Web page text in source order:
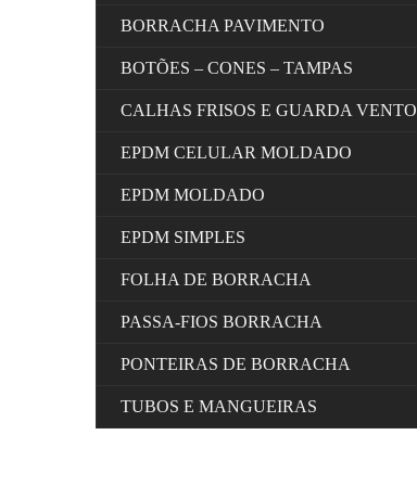
BORRACHA PAVIMENTO
BOTÕES – CONES – TAMPAS
CALHAS FRISOS E GUARDA VENTO
EPDM CELULAR MOLDADO
EPDM MOLDADO
EPDM SIMPLES
FOLHA DE BORRACHA
PASSA-FIOS BORRACHA
PONTEIRAS DE BORRACHA
TUBOS E MANGUEIRAS